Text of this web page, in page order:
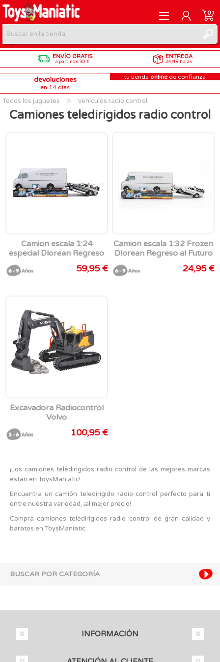
REGISTRARME
INICIAR SESIÓN
0
ENVÍO GRATIS
a partir de 30 €
ENTREGA
24/48 horas
devoluciones
en 14 días
tu tienda online de confianza
Todos los juguetes Vehículos radio control
Camiones teledirigidos radio control
Camion escala 1:24
especial Dlorean Regreso
al Futuro 40 aniversario .
59,95 €
Camion escala 1:32 Frozen
Dlorean Regreso al Futuro
especial 40 aniversario .
24,95 €
Excavadora Radiocontrol
Volvo
100,95 €
¡Los camiones teledirigidos radio control de las mejores marcas
están en ToysManiatic!
Encuentra un camión teledirigido radio control perfecto para ti
entre nuestra variedad, ¡al mejor precio!
Compra camiones teledirigidos radio control de gran calidad y
baratos en ToysManiatic.
BUSCAR POR CATEGORÍA
INFORMACIÓN